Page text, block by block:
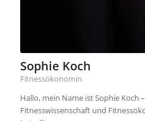
Sophie Koch
Fitnessökonomin
Hallo, mein Name ist Sophie Koch
Fitnesswissenschaft und